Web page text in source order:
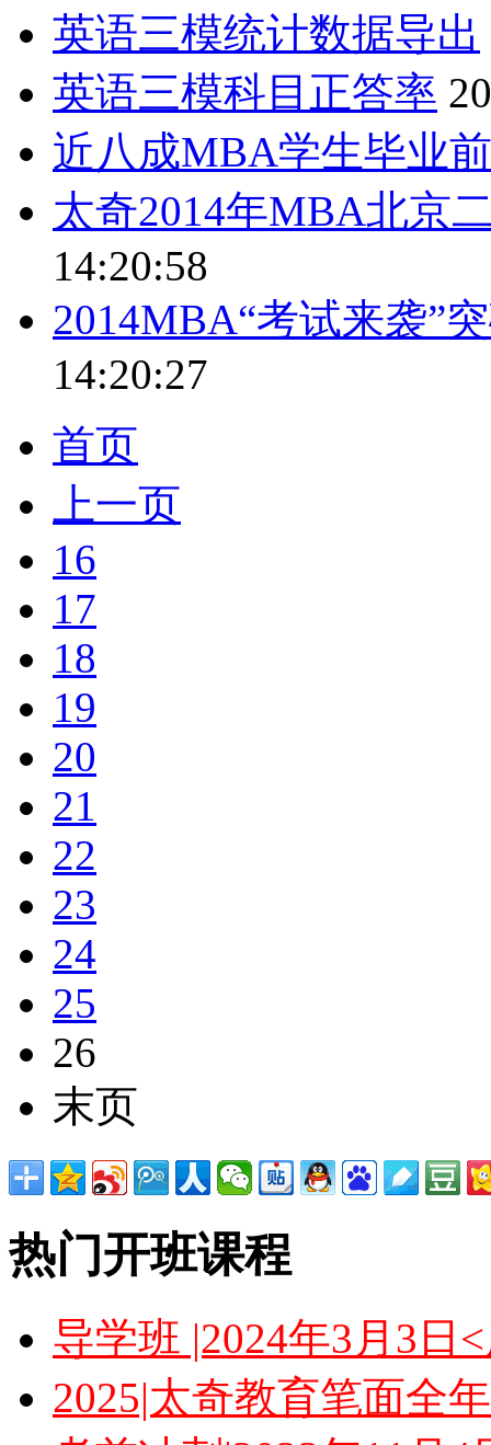
英语三模统计数据导出
英语三模科目正答率
近八成MBA学生毕业
太奇2014年MBA北京
14:20:58
2014MBA“考试来袭”
14:20:27
首页
上一页
16
17
18
19
20
21
22
23
24
25
26
末页
热门开班课程
导学班 |2024年3月3日
2025|太奇教育笔面全